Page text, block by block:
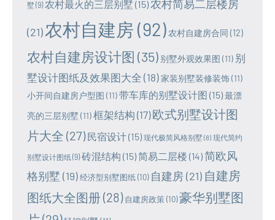
墅(9) 农村最火的三层别墅 (15)农村简易二层楼房
(21)农村自建房 (92) 农村自建房合同 (12)
农村自建房设计图 (35) 别墅外观效果图 (11) 别
墅设计图纸及效果图大全 (18)家装别墅装修装饰(11)
小开间自建房户型图 (11)带车库的别墅设计图 (15)最漂
亮的三层别墅 (11)框架结构 (17) 欧式别墅设计图
片大全 (27) 民宿设计(15) 现代极简风格别墅(8) 现代简约
别墅设计图纸(9) 砖混结构 (15)简易二层楼 (14)简欧风
格别墅 (19)经济型别墅图纸(10) 自建房(21) 自建房
图纸大全图册 (28) 自建房政策(10)豪华别墅图